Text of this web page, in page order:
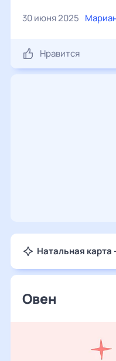
30 июня 2025
Нравится
Натальная
Овен